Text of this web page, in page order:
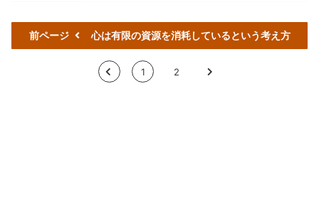
前ページ 心は有限の資源を消耗しているという考え方
< 1 2 >